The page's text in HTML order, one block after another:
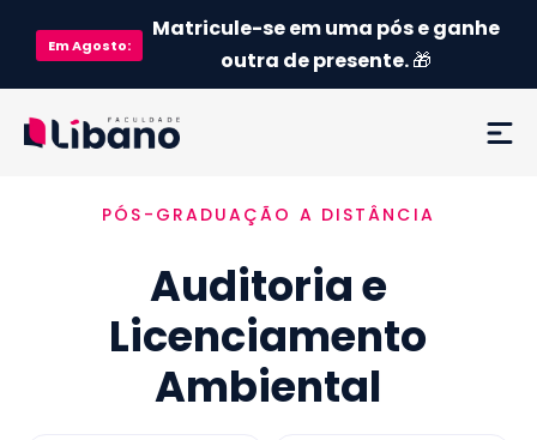
EmAgosto:
Matricule-se em uma pós e ganhe
outra de presente.🎁
Ementa
Como funciona
Credenciamento MEC
PÓS-GRADUAÇÃO A DISTÂNCIA
Auditoria e
Licenciamento
Ambiental